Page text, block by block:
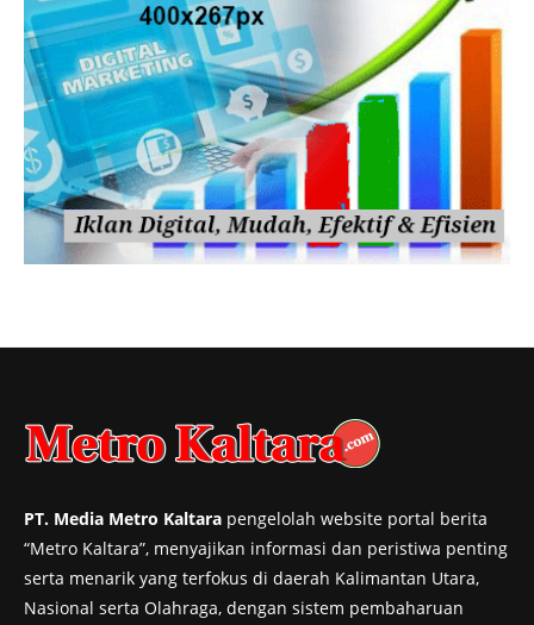
PT. Media Metro Kaltara pengelolah website portal berita
“Metro Kaltara”, menyajikan informasi dan peristiwa penting
serta menarik yang terfokus di daerah Kalimantan Utara,
Nasional serta Olahraga, dengan sistem pembaharuan